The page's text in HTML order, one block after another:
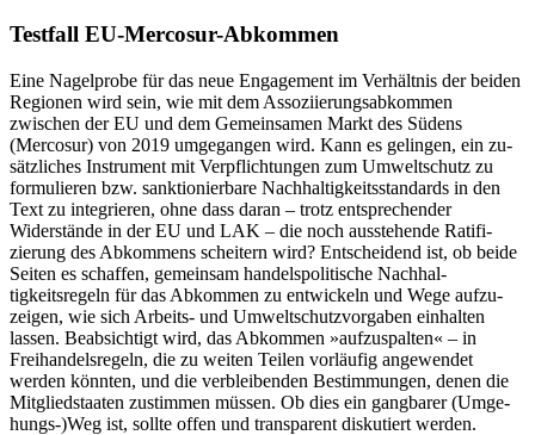
Testfall EU-Mercosur-Abkommen
Eine Nagelprobe für das neue Engagement im Verhältnis der beiden
Regionen wird sein, wie mit dem Assoziierungsabkommen
zwischen der EU und dem Gemeinsamen Markt des Südens
(Mercosur) von 2019 um­gegangen wird. Kann es gelingen, ein zu­
sätzliches Instrument mit Verpflichtungen zum Umweltschutz zu
formulieren bzw. sanktionierbare Nachhaltigkeitsstandards in den
Text zu integrieren, ohne dass daran – trotz entsprechender
Widerstände in der EU und LAK – die noch ausstehende Ratifi­
zierung des Abkommens scheitern wird? Entscheidend ist, ob beide
Seiten es schaf­fen, gemeinsam handelspoli­tische Nach­hal­
tigkeitsregeln für das Ab­kommen zu ent­wickeln und Wege aufzu­
zeigen, wie sich Arbeits- und Umwelt­schutzvorgaben ein­halten
lassen. Beabsich­tigt wird, das Ab­kom­men »aufzuspalten« – in
Freihandels­regeln, die zu weiten Teilen vorläufig ange­wendet
werden könnten, und die verblei­benden Bestimmungen, denen die
Mitglied­staaten zustimmen müssen. Ob dies ein gangbarer (Umge­
hungs-)Weg ist, sollte offen und transparent diskutiert werden.